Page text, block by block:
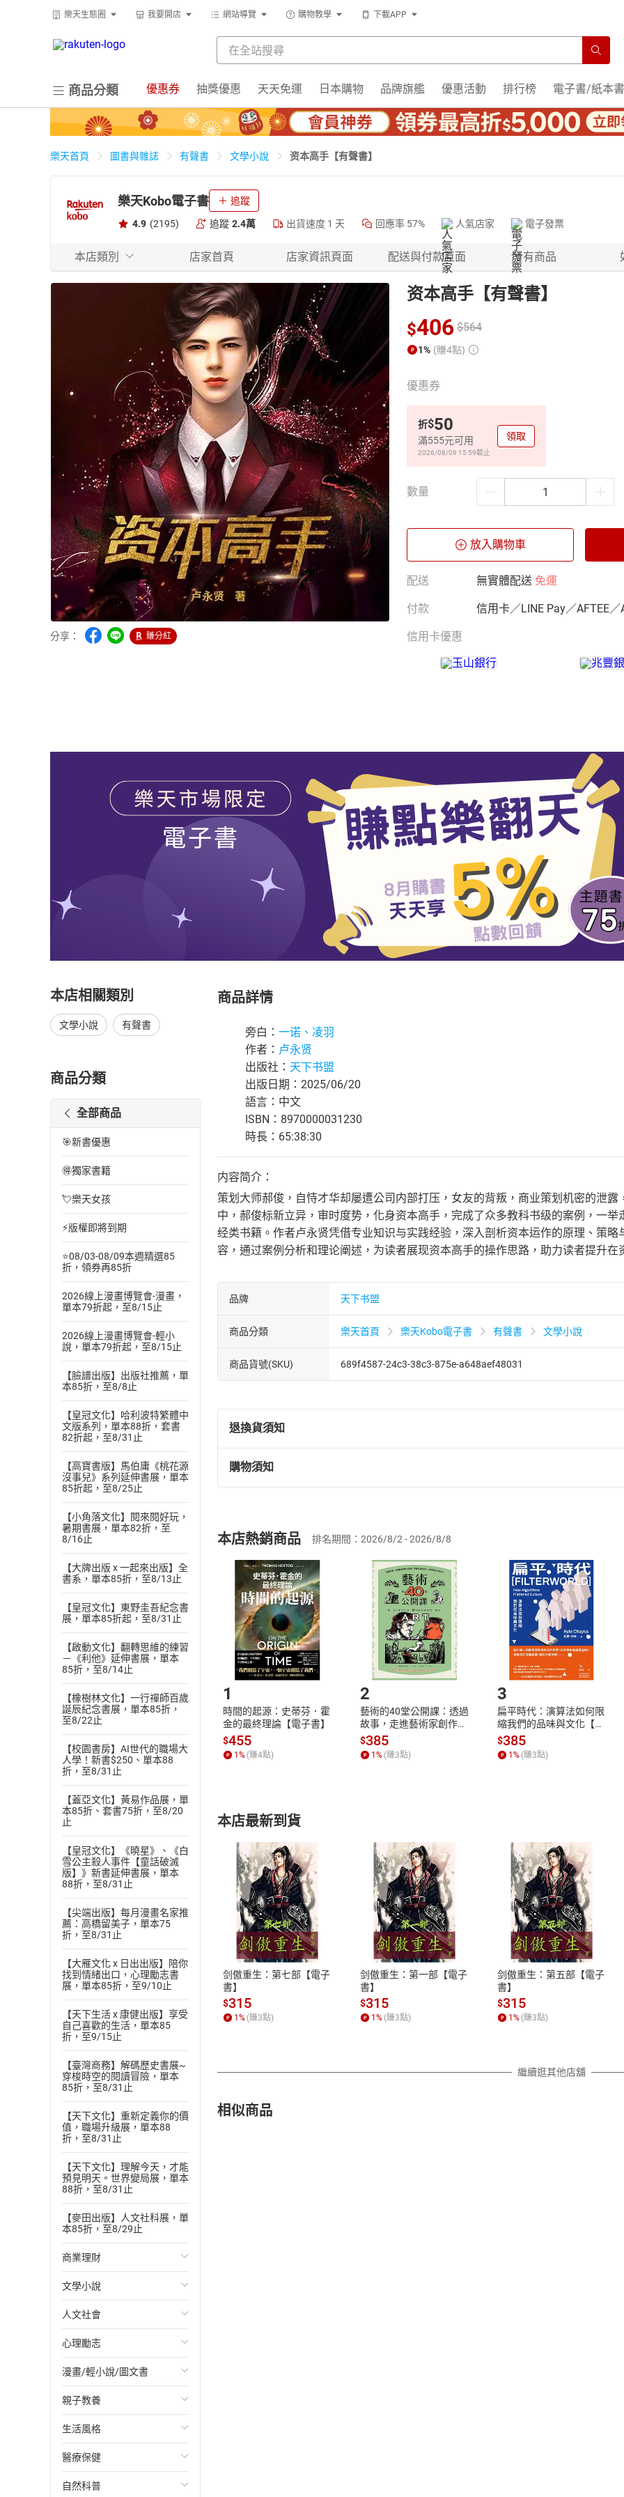
樂天生態圈 我要開店 網站導覽 購物教學 下載APP
商品分類 優惠券 抽獎優惠 天天免運 日本購物 品牌旗艦 優惠活動 排行榜 電子書/紙本書
樂天首頁 圖書與雜誌 有聲書 文學小說 资本高手【有聲書】
樂天Kobo電子書 追蹤
4.9 (2195) 追蹤 2.4萬 出貨速度 1 天 回應率 57% 人氣店家 電子發票
本店類別 店家首頁 店家資訊頁面 配送與付款頁面 所有商品
分享： 賺分紅
资本高手【有聲書】
$406 $564
1% (賺4點)
優惠券
折$50
滿555元可用
2026/08/09 15:59截止
領取
數量
放入購物車
配送 無實體配送 免運
付款 信用卡／LINE Pay／AFTEE／
信用卡優惠
本店相關類別
文學小說 有聲書
商品分類
全部商品
🎯新書優惠
🉐獨家書籍
💘樂天女孩
⚡版權即將到期
⭐08/03-08/09本週精選85
折，領券再85折
2026線上漫畫博覽會-漫畫，
單本79折起，至8/15止
2026線上漫畫博覽會-輕小
說，單本79折起，至8/15止
【臉譜出版】出版社推薦，單
本85折，至8/8止
【皇冠文化】哈利波特繁體中
文版系列，單本88折，套書
82折起，至8/31止
【高寶書版】馬伯庸《桃花源
沒事兒》系列延伸書展，單本
85折起，至8/25止
【小角落文化】閱來閱好玩，
暑期書展，單本82折，至
8/16止
【大牌出版 x 一起來出版】全
書系，單本85折，至8/13止
【皇冠文化】東野圭吾紀念書
展，單本85折起，至8/31止
【啟動文化】翻轉思維的練習
－《利他》延伸書展，單本
85折，至8/14止
【橡樹林文化】一行禪師百歲
誕辰紀念書展，單本85折，
至8/22止
【校園書房】AI世代的職場大
人學！新書$250、單本88
折，至8/31止
【蓋亞文化】黃易作品展，單
本85折、套書75折，至8/20
止
【皇冠文化】《曉星》、《白
雪公主殺人事件【童話破滅
版】》新書延伸書展，單本
88折，至8/31止
【尖端出版】每月漫畫名家推
薦：高橋留美子，單本75
折，至8/31止
【大雁文化 x 日出出版】陪你
找到情緒出口，心理勵志書
展，單本85折，至9/10止
【天下生活 x 康健出版】享受
自己喜歡的生活，單本85
折，至9/15止
【臺灣商務】解碼歷史書展~
穿梭時空的閱讀冒險，單本
85折，至8/31止
【天下文化】重新定義你的價
值，職場升級展，單本88
折，至8/31止
【天下文化】理解今天，才能
預見明天。世界變局展，單本
88折，至8/31止
【麥田出版】人文社科展，單
本85折，至8/29止
商業理財
投資理財
經濟/趨勢
財務/金融
管理/領導
職場工作術
成功法
行銷/廣告
傳記
文學小說
歐美文學
日本文學
韓國文學
華文文學
經典文學
成長/家庭生活小說
懸疑/推理小說
人文社會
國際關係
政治
社會科學
台灣/中國歷史
日/韓歷史
其他歷史/史學
心理勵志
心靈成長/情緒
人際關係
兩性關係
心理學
漫畫/輕小說/圖文書
輕小說
奇幻/科幻
愛情故事
職場/社會寫實
親子教養
教育現場
兒童文學/故事
兒童科普/學習
生活風格
飲食/食譜
健身/美顏
醫療保健
健康/養生
自然科普
商品詳情
旁白： 一诺、凌羽
作者： 卢永贤
出版社： 天下书盟
出版日期：2025/06/20
語言：中文
ISBN：8970000031230
時長：65:38:30
内容简介：
策划大师郝俊，自恃才华却屡遭公司内部打压，女友的背叛，商业策划机密的泄
中，郝俊标新立异，审时度势，化身资本高手，完成了众多教科书级的案例，一
经类书籍。作者卢永贤凭借专业知识与实践经验，深入剖析资本运作的原理、策
容，通过案例分析和理论阐述，为读者展现资本高手的操作思路，助力读者提升
品牌 天下书盟
商品分類 樂天首頁 樂天Kobo電子書 有聲書 文學小說
商品貨號(SKU) 689f4587-24c3-38c3-875e-a648aef48031
退換貨須知
退換貨規定：
(一)依消費者保護法第19條第1項後段暨通訊交易解除權合理例外情事適用
(二)消費者訂購本店鋪之商品即代表知悉本店鋪所銷售之商品為電子書，
且已下載/存取電子書，不得請求退貨退款。
退貨方式：您欲取消訂單或辦理退貨時，請登入樂天市場，並於「我的訂單
貨」，本店鋪將依您的申請進行審核，待審核通過後將為您辦理退款事宜。
請注意，樂天市場須以整筆訂單為單位進行取消/退貨，恕無法以單支商品取
購物須知
挑選商品
Choose
放入購物車
Shopping cart
登入帳號
Login
購書後，如何開始使用？
Step1.選擇閱讀載具 Step2.登入
付款方式
ATM轉帳、信用卡、LINE PAY、AFTEE
退換貨規範
本店是否提供消費者保護法七日猶
之權利，遽消費者保護法及通訊交
除權合理例外情事適用準則，依商
質各有不同規定。詳細退換貨說明
照各商品說明。
本店熱銷商品 排名期間：2026/8/2 - 2026/8/8
1
時間的起源：史蒂芬．霍
金的最終理論【電子書】
$455
1% (賺4點)
2
藝術的40堂公開課：透過
故事，走進藝術家創作現
場，看藝術如何誕生、如
何形塑人類生活【電子
書】
$385
1% (賺3點)
3
扁平時代：演算法如何限
縮我們的品味與文化【電
子書】
$385
1% (賺3點)
本店最新到貨
剑傲重生：第七部【電子
書】
$315
1 % (賺3點)
剑傲重生：第一部【電子
書】
$315
1 % (賺3點)
剑傲重生：第五部【電子
書】
$315
1 % (賺3點)
繼續逛其他店舖
相似商品